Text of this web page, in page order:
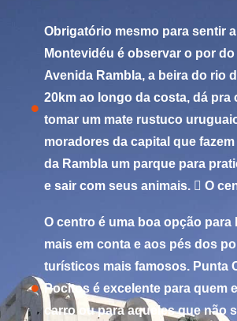
Obrigatório mesmo para sentir
Montevidéu é observar o por
Avenida Rambla, a beira do rio
20km ao longo da costa, dá pra
tomar um mate rustuco
moradores da capital que
da Rambla um parque para
e sair com seus animais.  O
O centro é uma boa opção para
mais em conta e aos pés dos
turísticos mais famosos. Punta
Pocitos é excelente para quem
carro ou para aqueles que não